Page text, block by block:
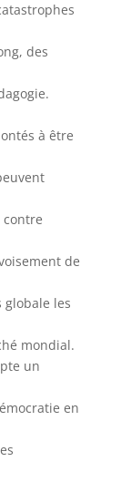
des
à être
contre
de
les
mondial.
un
en